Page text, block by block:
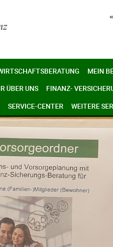
MEIN
ÜBER UNS FINANZ-
SERVICE-CENTER WEITERE